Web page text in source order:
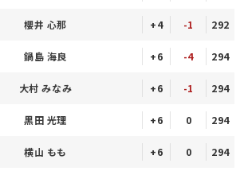
櫻井 心那 +4 -1 292
鍋島 海良 +6 -4 294
大村 みなみ +6 -1 294
黒田 光理 +6 0 294
横山 もも +6 0 294